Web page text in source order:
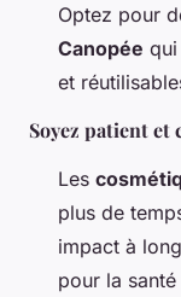
Optez pour
Canopée
et
Soyez patient et
Les
plus de
impact à
pour la